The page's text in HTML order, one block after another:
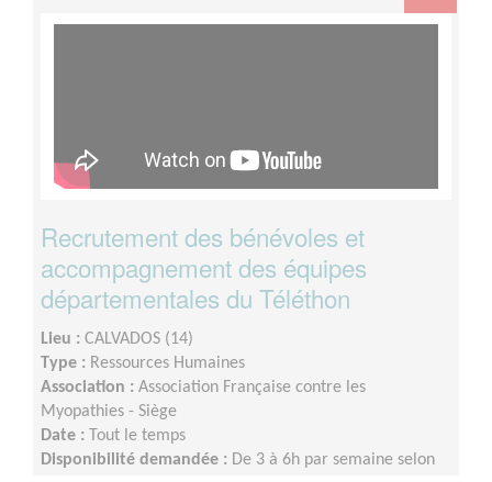
Recrutement des bénévoles et
accompagnement des équipes
départementales du Téléthon
Lieu : CALVADOS (14)
Type : Ressources Humaines
Association : Association Française contre les
Myopathies - Siège
Date :
Tout le temps
Disponibilité demandée : De 3 à 6h par semaine selon